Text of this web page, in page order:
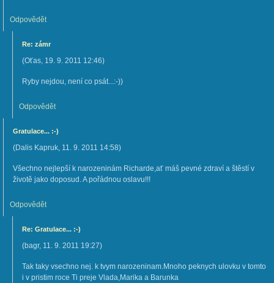
Odpovědět
Re: zámr
(Oťas, 19. 9. 2011 12:46)
Ryby nejdou, není co psát...:-))
Odpovědět
Gratulace... :-)
(Dalis Kapruk, 11. 9. 2011 14:58)
Všechno nejlepší k narozeninám Richarde,ať máš pevné zdraví a štěstí v
životě jako doposud. A pořádnou oslavu!!!
Odpovědět
Re: Gratulace... :-)
(bagr, 11. 9. 2011 19:27)
Tak taky vsechno nej. k tvym narozeninam.Mnoho peknych ulovku v tomto
i v pristim roce Ti preje Vlada,Marika a Barunka